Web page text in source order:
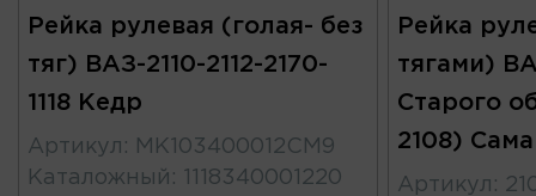
Рейка рулевая (голая- без
тяг) ВАЗ-2110-2112-2170-
1118 Кедр
Артикул :
MK103400012CM9
Каталожный : 1118340001220
Рейка
тягами)
Старого
2108)
Артикул :